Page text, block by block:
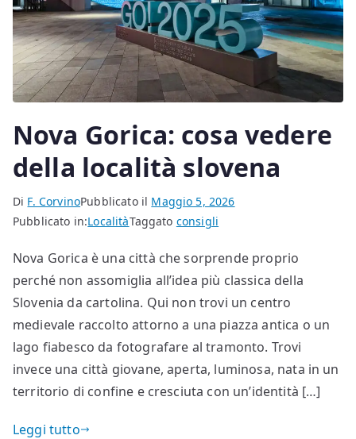
Nova Gorica: cosa vedere
della località slovena
Di F. CorvinoPubblicato il Maggio 5, 2026
Pubblicato in:LocalitàTaggato consigli
Nova Gorica è una città che sorprende proprio
perché non assomiglia all’idea più classica della
Slovenia da cartolina. Qui non trovi un centro
medievale raccolto attorno a una piazza antica o un
lago fiabesco da fotografare al tramonto. Trovi
invece una città giovane, aperta, luminosa, nata in un
territorio di confine e cresciuta con un’identità […]
Leggi tutto